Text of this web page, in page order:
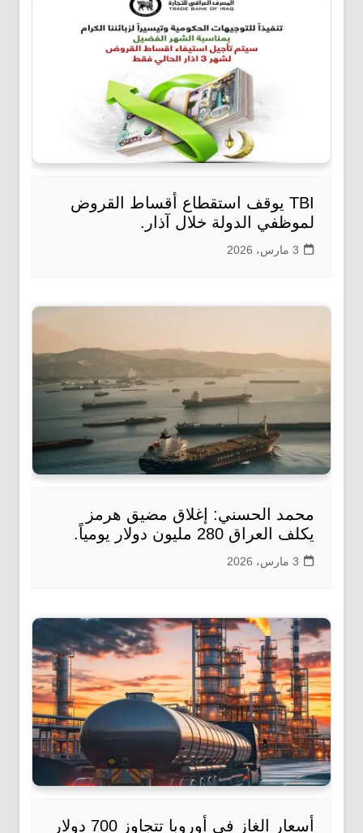
TBI يوقف استقطاع أقساط القروض
لموظفي الدولة خلال آذار.
3 مارس، 2026
محمد الحسني: إغلاق مضيق هرمز
يكلف العراق 280 مليون دولار يومياً.
3 مارس، 2026
أسعار الغاز في أوروبا تتجاوز 700 دولار